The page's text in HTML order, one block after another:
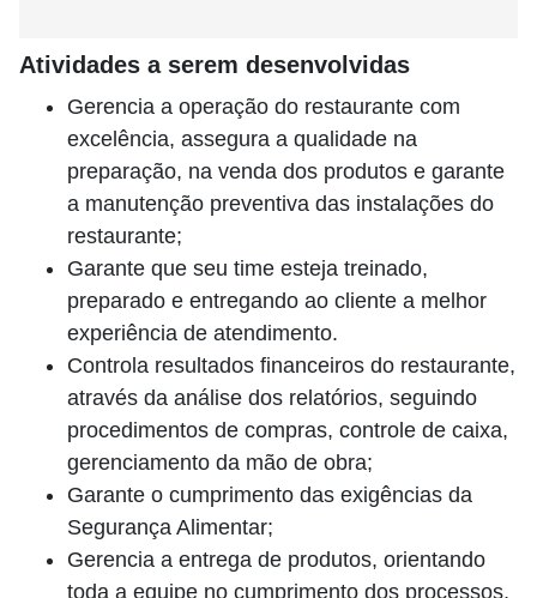
Atividades a serem desenvolvidas
Gerencia a operação do restaurante com
excelência, assegura a qualidade na
preparação, na venda dos produtos e garante
a manutenção preventiva das instalações do
restaurante;
Garante que seu time esteja treinado,
preparado e entregando ao cliente a melhor
experiência de atendimento.
Controla resultados financeiros do restaurante,
através da análise dos relatórios, seguindo
procedimentos de compras, controle de caixa,
gerenciamento da mão de obra;
Garante o cumprimento das exigências da
Segurança Alimentar;
Gerencia a entrega de produtos, orientando
toda a equipe no cumprimento dos processos,